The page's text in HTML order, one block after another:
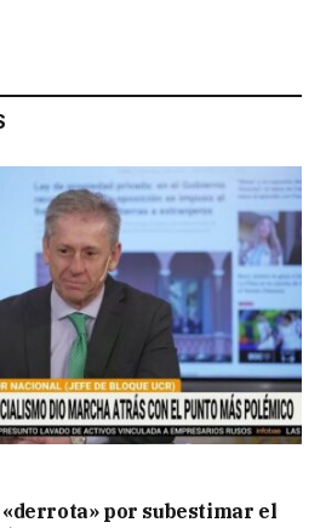
por subestimar el